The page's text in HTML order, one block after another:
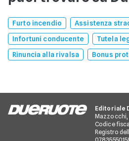
Furto incendio
Assistenza
Infortuni conducente
Tutela
Rinuncia alla rivalsa
Bonus
Editoriale
Mazzocchi,
Codice
Registro